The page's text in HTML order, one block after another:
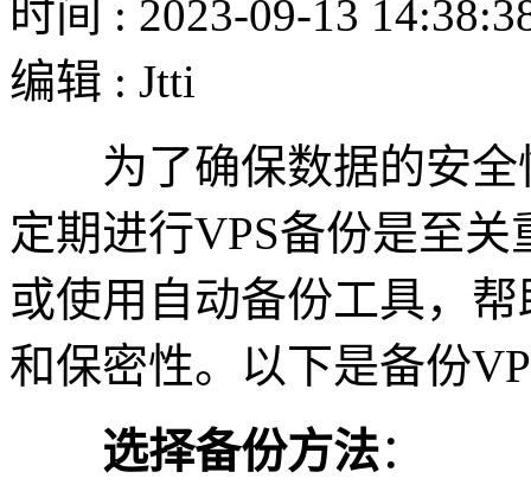
时间 : 2023-09-13
编辑 : Jtti
为了确保数据的安全
定期进行VPS备份是至
或使用自动备份工具，
和保密性。以下是备份
选择备份方法：